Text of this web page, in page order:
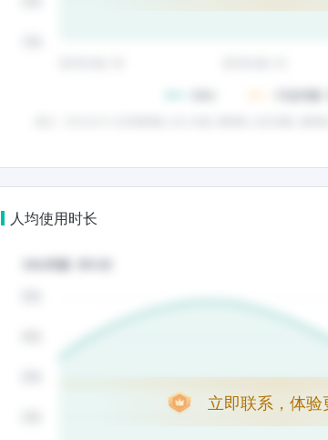
人均使用时长
立即联系，体